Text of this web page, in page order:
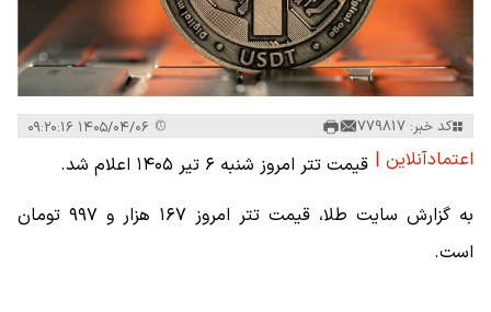
کد خبر: 779817
اعتمادآنلاین | قیمت تتر امروز شنبه ۶ تیر ۱۴۰۵ اعلام شد.
به گزارش سایت طلا، قیمت تتر امروز ۱۶۷ هزار و ۹۹۷ تومان
است.